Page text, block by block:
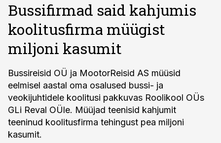
Bussifirmad said kahjumis
koolitusfirma müügist
miljoni kasumit
Bussireisid OÜ ja MootorReisid AS müüsid
eelmisel aastal oma osalused bussi- ja
veokijuhtidele koolitusi pakkuvas Roolikool OÜs
GLi Reval OÜle. Müüjad teenisid kahjumit
teeninud koolitusfirma tehingust pea miljoni
kasumit.